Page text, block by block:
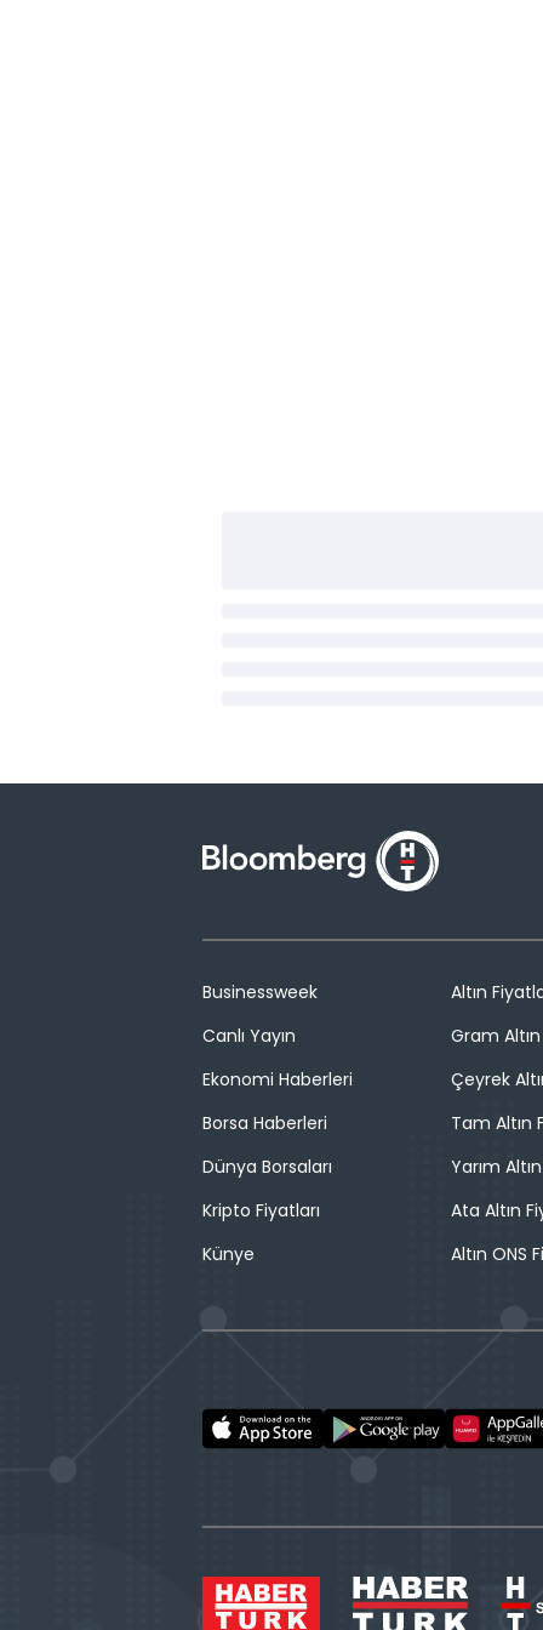
Businessweek
Canlı Yayın
Ekonomi Haberleri
Borsa Haberleri
Dünya Borsaları
Kripto Fiyatları
Künye
Altın
Gram Altın
Çeyrek
Tam Altın
Yarım
Ata Altın
Altın ONS